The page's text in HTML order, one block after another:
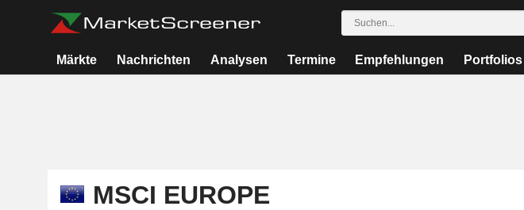
Märkte Nachrichten Analysen Termine Empfehlungen Portfolios
MSCI EUROPE